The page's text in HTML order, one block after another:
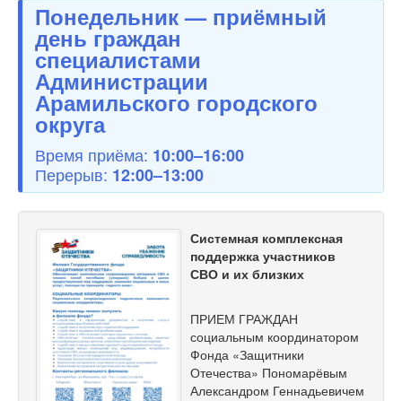
Понедельник — приёмный
день граждан
специалистами
Администрации
Арамильского городского
округа
Время приёма: 10:00–16:00
Перерыв: 12:00–13:00
Системная комплексная
поддержка участников
СВО и их близких
ПРИЕМ ГРАЖДАН
социальным координатором
Фонда «Защитники
Отечества» Пономарёвым
Александром Геннадьевичем